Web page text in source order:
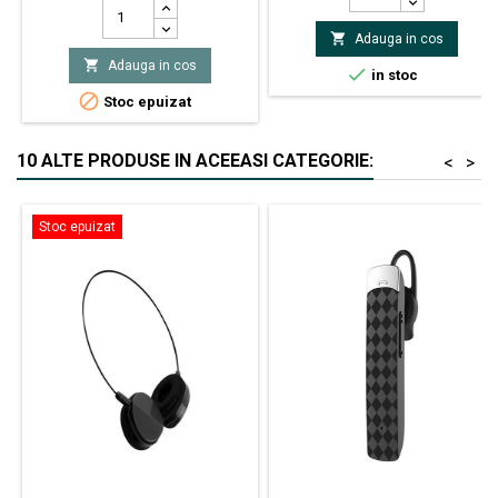
 Adauga in cos
 Stoc epuizat
0,2A Putere disipată 0,225W
Carcasă SOT23, TO236AB
Amplificare curent 100...300
Montare SMD Frecvenţă 300MHz
 Adauga in cos
 in stoc
10 ALTE PRODUSE IN ACEEASI CATEGORIE: >
<
Stoc epuizat